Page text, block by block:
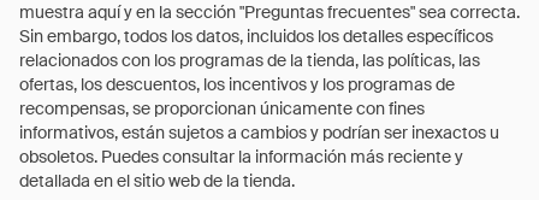
muestra aquí y en la sección "Preguntas frecuentes" sea correcta.
Sin embargo, todos los datos, incluidos los detalles específicos
relacionados con los programas de la tienda, las políticas, las
ofertas, los descuentos, los incentivos y los programas de
recompensas, se proporcionan únicamente con fines
informativos, están sujetos a cambios y podrían ser inexactos u
obsoletos. Puedes consultar la información más reciente y
detallada en el sitio web de la tienda.